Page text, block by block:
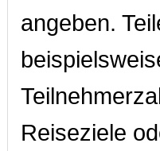
angeben.
Reiseziele